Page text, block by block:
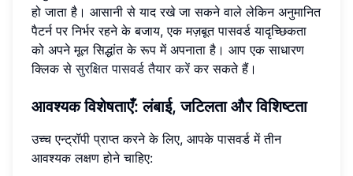
हो जाता है। आसानी से याद रखे जा सकने वाले लेकिन अनुमानित
पैटर्न पर निर्भर रहने के बजाय, एक मज़बूत पासवर्ड यादृच्छिकता
को अपने मूल सिद्धांत के रूप में अपनाता है। आप एक साधारण
क्लिक सेसुरक्षित पासवर्ड तैयार करेंकर सकते हैं।
आवश्यक विशेषताएँ: लंबाई, जटिलता और विशिष्टता
उच्च एन्ट्रॉपी प्राप्त करने के लिए, आपके पासवर्ड में तीन
आवश्यक लक्षण होने चाहिए: